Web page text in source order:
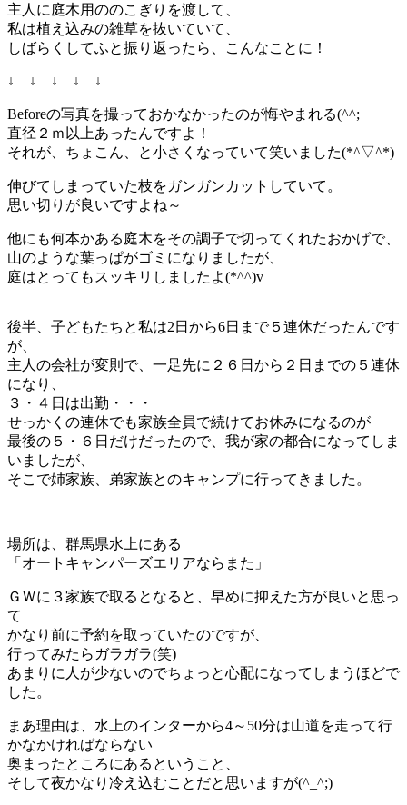
主人に庭木用ののこぎりを渡して、
私は植え込みの雑草を抜いていて、
しばらくしてふと振り返ったら、こんなことに！
↓ ↓ ↓ ↓ ↓
Beforeの写真を撮っておかなかったのが悔やまれる(^^;
直径２ｍ以上あったんですよ！
それが、ちょこん、と小さくなっていて笑いました(*^▽^*)
伸びてしまっていた枝をガンガンカットしていて。
思い切りが良いですよね～
他にも何本かある庭木をその調子で切ってくれたおかげで、
山のような葉っぱがゴミになりましたが、
庭はとってもスッキリしましたよ(*^^)v
後半、子どもたちと私は2日から6日まで５連休だったんです
が、
主人の会社が変則で、一足先に２６日から２日までの５連休
になり、
３・４日は出勤・・・
せっかくの連休でも家族全員で続けてお休みになるのが
最後の５・６日だけだったので、我が家の都合になってしま
いましたが、
そこで姉家族、弟家族とのキャンプに行ってきました。
場所は、群馬県水上にある
「オートキャンパーズエリアならまた」
ＧＷに３家族で取るとなると、早めに抑えた方が良いと思っ
て
かなり前に予約を取っていたのですが、
行ってみたらガラガラ(笑)
あまりに人が少ないのでちょっと心配になってしまうほどで
した。
まあ理由は、水上のインターから4～50分は山道を走って行
かなかければならない
奥まったところにあるということ、
そして夜かなり冷え込むことだと思いますが(^_^;)